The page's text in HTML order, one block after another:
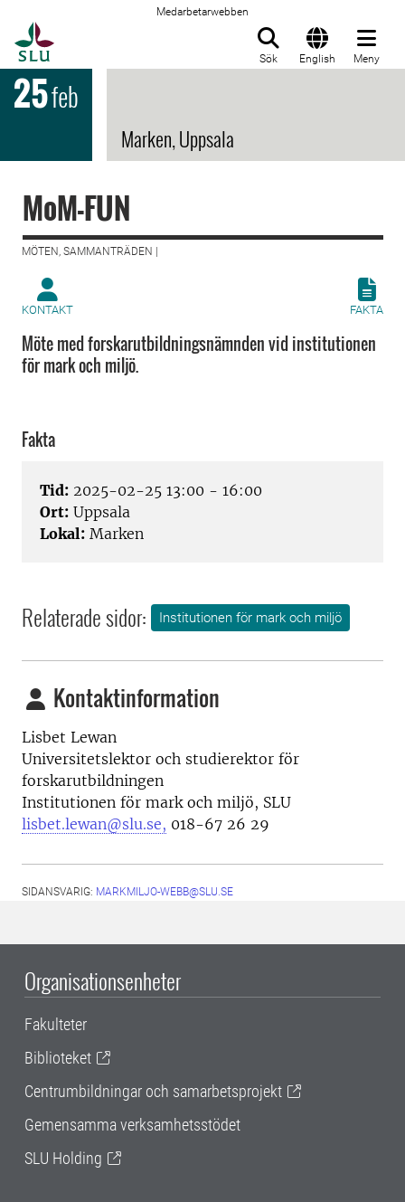
Medarbetarwebben
Sök English Meny
25feb
Marken, Uppsala
MoM-FUN
MÖTEN, SAMMANTRÄDEN |
KONTAKT FAKTA
Möte med forskarutbildningsnämnden vid institutionen
för mark och miljö.
Fakta
Tid: 2025-02-25 13:00 - 16:00
Ort: Uppsala
Lokal: Marken
Relaterade sidor: Institutionen för mark och miljö
Kontaktinformation
Lisbet Lewan
Universitetslektor och studierektor för
forskarutbildningen
Institutionen för mark och miljö, SLU
lisbet.lewan@slu.se, 018-67 26 29
SIDANSVARIG: MARKMILJO-WEBB@SLU.SE
Organisationsenheter
Fakulteter
Biblioteket
Centrumbildningar och samarbetsprojekt
Gemensamma verksamhetsstödet
SLU Holding